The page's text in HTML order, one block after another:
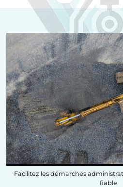
Facilitez les démarches
fiable